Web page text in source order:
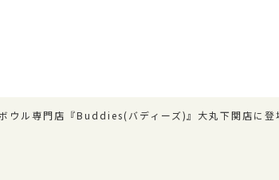
ウル専門店『Buddies(バディーズ)』大丸下関店に登